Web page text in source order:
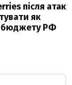
після атак
як
бюджету РФ